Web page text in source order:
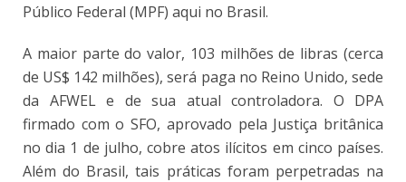
Público Federal (MPF) aqui no Brasil.
A maior parte do valor, 103 milhões de libras (cerca
de US$ 142 milhões), será paga no Reino Unido, sede
da AFWEL e de sua atual controladora. O DPA
firmado com o SFO, aprovado pela Justiça britânica
no dia 1 de julho, cobre atos ilícitos em cinco países.
Além do Brasil, tais práticas foram perpetradas na